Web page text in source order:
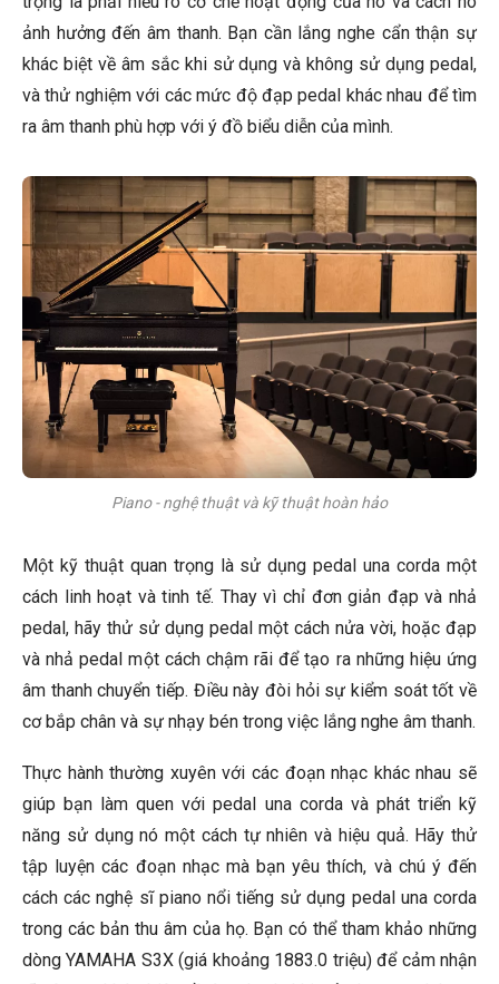
ảnh hưởng đến âm thanh. Bạn cần lắng nghe cẩn thận sự
khác biệt về âm sắc khi sử dụng và không sử dụng pedal,
và thử nghiệm với các mức độ đạp pedal khác nhau để tìm
ra âm thanh phù hợp với ý đồ biểu diễn của mình.
Piano - nghệ thuật và kỹ thuật hoàn hảo
Một kỹ thuật quan trọng là sử dụng pedal una corda một
cách linh hoạt và tinh tế. Thay vì chỉ đơn giản đạp và nhả
pedal, hãy thử sử dụng pedal một cách nửa vời, hoặc đạp
và nhả pedal một cách chậm rãi để tạo ra những hiệu ứng
âm thanh chuyển tiếp. Điều này đòi hỏi sự kiểm soát tốt về
cơ bắp chân và sự nhạy bén trong việc lắng nghe âm thanh.
Thực hành thường xuyên với các đoạn nhạc khác nhau sẽ
giúp bạn làm quen với pedal una corda và phát triển kỹ
năng sử dụng nó một cách tự nhiên và hiệu quả. Hãy thử
tập luyện các đoạn nhạc mà bạn yêu thích, và chú ý đến
cách các nghệ sĩ piano nổi tiếng sử dụng pedal una corda
trong các bản thu âm của họ. Bạn có thể tham khảo những
dòng YAMAHA S3X (giá khoảng 1883.0 triệu) để cảm nhận